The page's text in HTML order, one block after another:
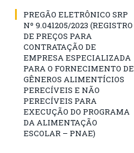
PREGÃO ELETRÔNICO SRP
Nº 9.041205/2023 (REGISTRO
DE PREÇOS PARA
CONTRATAÇÃO DE
EMPRESA ESPECIALIZADA
PARA O FORNECIMENTO DE
GÊNEROS ALIMENTÍCIOS
PERECÍVEIS E NÃO
PERECÍVEIS PARA
EXECUÇÃO DO PROGRAMA
DA ALIMENTAÇÃO
ESCOLAR – PNAE)